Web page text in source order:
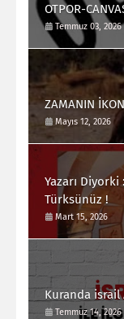
OTPOR-
Temmuz 03, 2026
ZAMANIN
Mayıs 12, 2026
Yazarı
Türksünüz !
Mart 15, 2026
Kuranda israil
Temmuz 14, 2026